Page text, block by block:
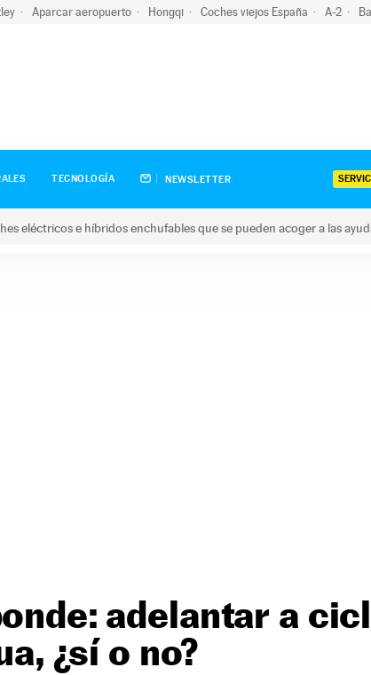
Aparcar aeropuerto Hongqi Coches viejos España A-2
TECNOLOGÍA NEWSLETTER
eléctricos e híbridos enchufables que se pueden acoger a las
adelantar a
¿sí o no?